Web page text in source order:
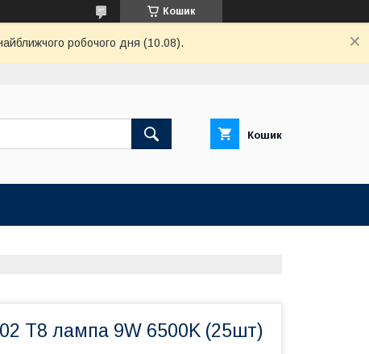
Кошик
робочого дня (10.08).
Кошик
T8 лампа 9W 6500K (25шт)